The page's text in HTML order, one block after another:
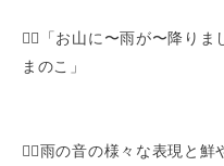
👇🏻「お山に〜雨が〜降り
まのこ」
👇🏻雨の音の様々な表現と